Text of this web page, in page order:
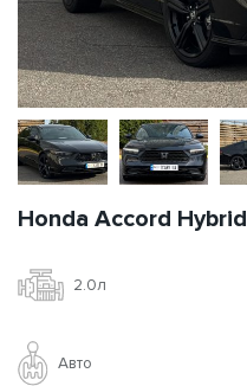
Honda Accord Hybrid
2.0л
Авто